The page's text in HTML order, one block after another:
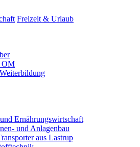
Freizeit & Urlaub
OM
Ernährungswirtschaft
und Anlagenbau
aus Lastrup